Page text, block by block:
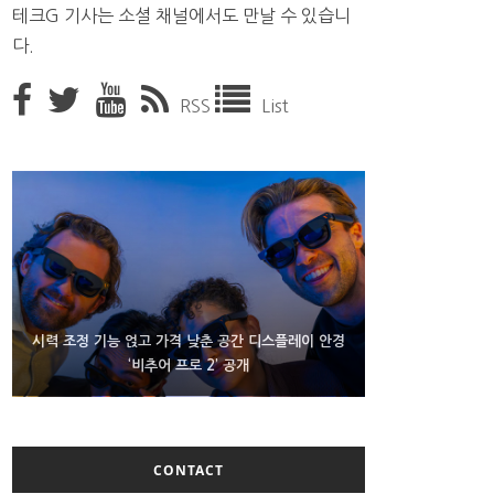
테크G 기사는 소셜 채널에서도 만날 수 있습니
다.
RSS List
시력 조정 기능 얹고 가격 낮춘 공간 디스플레이 안경
‘비추어 프로 2’ 공개
D램 부족에 10억달러어치 아이폰18 프로세서 패키징
대기 중
300~400달러 반지형 스피커 준비하는 오픈AI
CONTACT